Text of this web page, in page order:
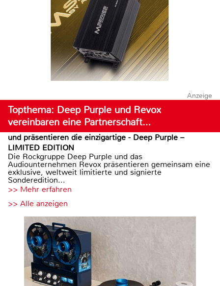
Anzeige
Topthema: Deep Purple und Revox
vereinbaren eine Partnerschaft…
und präsentieren die einzigartige - Deep Purple –
LIMITED EDITION
Die Rockgruppe Deep Purple und das
Audiounternehmen Revox präsentieren gemeinsam eine
exklusive, weltweit limitierte und signierte
Sonderedition...
>> Mehr erfahren
>> Alle anzeigen